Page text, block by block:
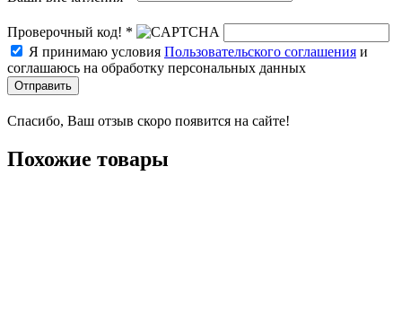
Проверочный код! *
Я принимаю условия Пользовательского соглашения и
соглашаюсь на обработку персональных данных
Отправить
Спасибо, Ваш отзыв скоро появится на сайте!
Похожие товары